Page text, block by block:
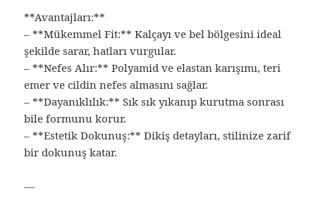
**Avantajları:**
– **Mükemmel Fit:** Kalçayı ve bel bölgesini ideal
şekilde sarar, hatları vurgular.
– **Nefes Alır:** Polyamid ve elastan karışımı, teri
emer ve cildin nefes almasını sağlar.
– **Dayanıklılık:** Sık sık yıkanıp kurutma sonrası
bile formunu korur.
– **Estetik Dokunuş:** Dikiş detayları, stilinize zarif
bir dokunuş katar.
—